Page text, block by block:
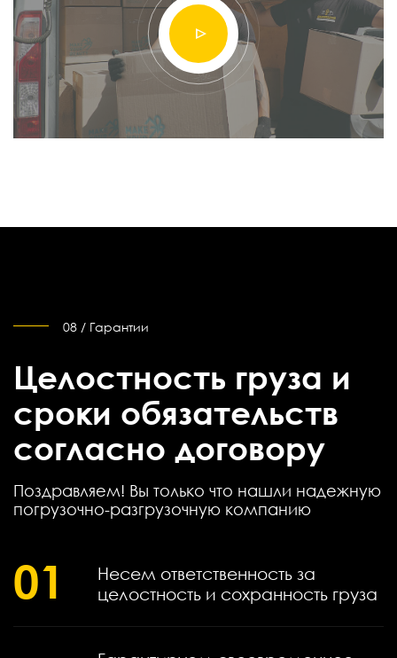
08 / Гарантии
Целостность груза и
сроки обязательств
согласно договору
Поздравляем! Вы только что нашли надежную
погрузочно-разгрузочную компанию
01
Несем ответственность за
целостность и сохранность груза